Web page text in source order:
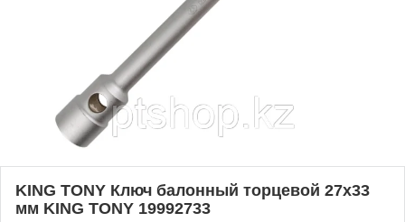
KING TONY Ключ балонный торцевой 27х33
мм KING TONY 19992733